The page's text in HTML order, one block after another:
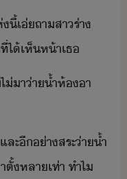
เ่​ถา​สา​ร่า​
ไ้​เห็​ห้า​เธ
​า​่า้ำ​ห้​า​
ละ​ี​่า​สระ่า้ำ​
​หลาเท่า​ ​ทำไ​